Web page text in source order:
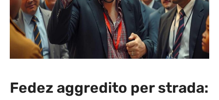
Fedez aggredito per strada: